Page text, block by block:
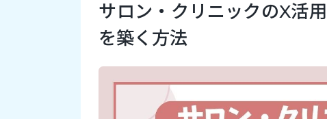
サロン・クリニックのX活
を築く方法